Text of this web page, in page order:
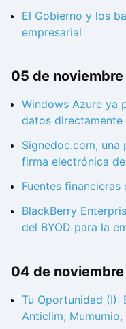
El Gobierno y los
empresarial
05 de
Windows Azure ya
datos
Signedoc.com,
firma electrónica
Fuentes
BlackBerry
del BYOD para la
04 de
Tu Oportunidad (I):
Anticlim,